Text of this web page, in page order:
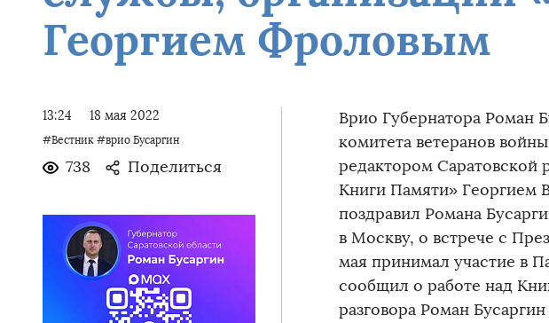
Георгием Фроловым
13:24 18 мая 2022
#Вестник #врио Бусаргин
738 Поделиться
Врио Губернатора Роман
комитета ветеранов
редактором Саратовской
Книги Памяти» Георгием
поздравил Романа
в Москву, о встрече с
мая принимал участие в
сообщил о работе над
разговора Роман